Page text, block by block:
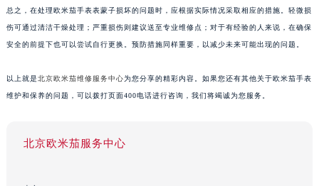
总之，在处理欧米茄手表表蒙子损坏的问题时，应根据实际情况采取相应的措施。轻微损
伤可通过清洁干燥处理；严重损伤则建议送至专业维修点；对于有经验的人来说，在确保
安全的前提下也可以尝试自行更换。预防措施同样重要，以减少未来可能出现的问题。
以上就是北京欧米茄维修服务中心为您分享的精彩内容。如果您还有其他关于欧米茄手表
维护和保养的问题，可以拨打页面400电话进行咨询，我们将竭诚为您服务。
北京欧米茄服务中心